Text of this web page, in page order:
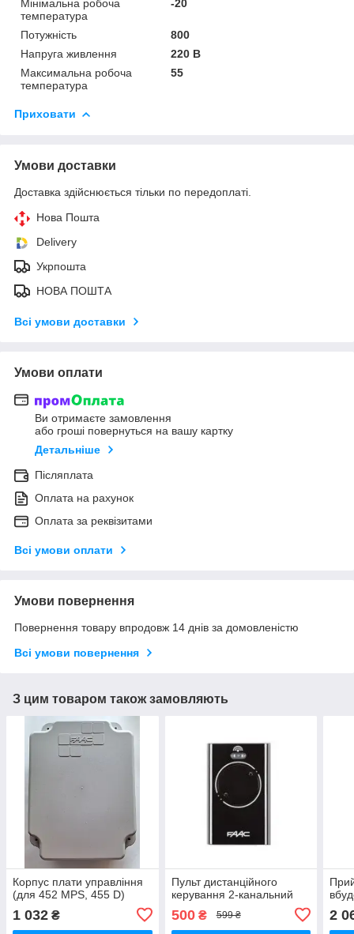
Мінімальна робоча
температура
-20
Потужність
800
Напруга живлення
220 В
Максимальна робоча
температура
55
Приховати
Умови доставки
Доставка здійснюється тільки по передоплаті.
Нова Пошта
Delivery
Укрпошта
НОВА ПОШТА
Всі умови доставки
Умови оплати
Ви отримаєте замовлення
або гроші повернуться на вашу картку
Детальніше
Післяплата
Оплата на рахунок
Оплата за реквізитами
Всі умови оплати
Умови повернення
Повернення товару впродовж 14 днів за домовленістю
Всі умови повернення
З цим товаром також замовляють
Корпус плати управління
(для 452 MPS, 455 D)
1 032 ₴
Пульт дистанційного
керування 2-канальний
500₴ 599 ₴ 2